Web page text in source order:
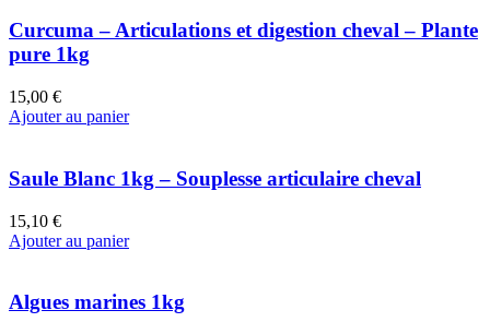
Curcuma – Articulations et digestion cheval – Plante
pure 1kg
15,00 €
Ajouter au panier
Saule Blanc 1kg – Souplesse articulaire cheval
15,10 €
Ajouter au panier
Algues marines 1kg